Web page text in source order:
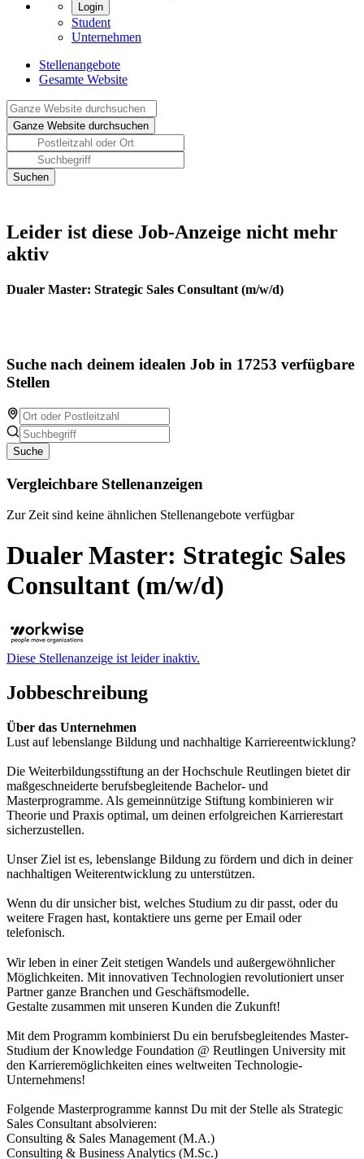
Login
Student
Unternehmen
Stellenangebote
Gesamte Website
Leider ist diese Job-Anzeige nicht mehr
aktiv
Dualer Master: Strategic Sales Consultant (m/w/d)
Suche nach deinem idealen Job in 17253 verfügbare
Stellen
Suche
Vergleichbare Stellenanzeigen
Zur Zeit sind keine ähnlichen Stellenangebote verfügbar
Dualer Master: Strategic Sales
Consultant (m/w/d)
Diese Stellenanzeige ist leider inaktiv.
Jobbeschreibung
Über das Unternehmen
Lust auf lebenslange Bildung und nachhaltige Karriereentwicklung?
Die Weiterbildungsstiftung an der Hochschule Reutlingen bietet dir
maßgeschneiderte berufsbegleitende Bachelor- und
Masterprogramme. Als gemeinnützige Stiftung kombinieren wir
Theorie und Praxis optimal, um deinen erfolgreichen Karrierestart
sicherzustellen.
Unser Ziel ist es, lebenslange Bildung zu fördern und dich in deiner
nachhaltigen Weiterentwicklung zu unterstützen.
Wenn du dir unsicher bist, welches Studium zu dir passt, oder du
weitere Fragen hast, kontaktiere uns gerne per Email oder
telefonisch.
Wir leben in einer Zeit stetigen Wandels und außergewöhnlicher
Möglichkeiten. Mit innovativen Technologien revolutioniert unser
Partner ganze Branchen und Geschäftsmodelle.
Gestalte zusammen mit unseren Kunden die Zukunft!
Mit dem Programm kombinierst Du ein berufsbegleitendes Master-
Studium der Knowledge Foundation @ Reutlingen University mit
den Karrieremöglichkeiten eines weltweiten Technologie-
Unternehmens!
Folgende Masterprogramme kannst Du mit der Stelle als Strategic
Sales Consultant absolvieren:
Consulting & Sales Management (M.A.)
Consulting & Business Analytics (M.Sc.)